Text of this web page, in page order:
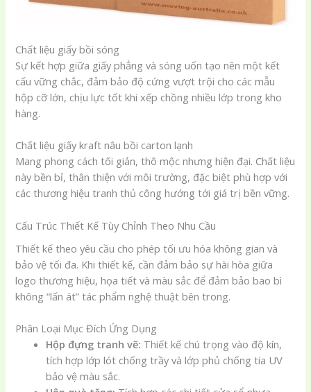
Chất liệu giấy bồi sóng
Sự kết hợp giữa giấy phẳng và sóng uốn tạo nên một kết
cấu vững chắc, đảm bảo độ cứng vượt trội cho các mẫu
hộp cỡ lớn, chịu lực tốt khi xếp chồng nhiều lớp trong kho
hàng.
Chất liệu giấy kraft nâu bồi carton lạnh
Mang phong cách tối giản, thô mộc nhưng hiện đại. Chất liệu
này bền bỉ, thân thiện với môi trường, đặc biệt phù hợp với
các thương hiệu tranh thủ công hướng tới giá trị bền vững.
Cấu Trúc Thiết Kế Tùy Chỉnh Theo Nhu Cầu
Thiết kế theo yêu cầu cho phép tối ưu hóa không gian và
bảo vệ tối đa. Khi thiết kế, cần đảm bảo sự hài hòa giữa
logo thương hiệu, họa tiết và màu sắc để đảm bảo bao bì
không “lấn át” tác phẩm nghệ thuật bên trong.
Phân Loại Mục Đích Ứng Dụng
Hộp đựng tranh vẽ: Thiết kế chú trọng vào độ kín,
tích hợp lớp lót chống trầy và lớp phủ chống tia UV
bảo vệ màu sắc.